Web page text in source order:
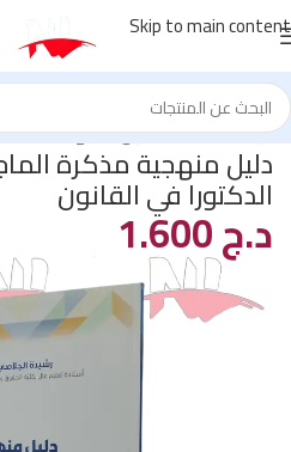
Skip to main content
الرئيسية/كتب القانون/المنهجية
دليل منهجية مذكرة
الدكتورا في القانون
د.ج1.600